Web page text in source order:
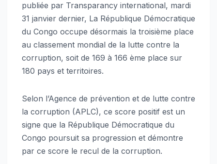
publiée par Transparancy international, mardi
31 janvier dernier, La République Démocratique
du Congo occupe désormais la troisième place
au classement mondial de la lutte contre la
corruption, soit de 169 à 166 ème place sur
180 pays et territoires.
Selon l’Agence de prévention et de lutte contre
la corruption (APLC), ce score positif est un
signe que la République Démocratique du
Congo poursuit sa progression et démontre
par ce score le recul de la corruption.